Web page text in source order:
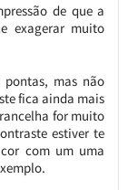
de que a
exagerar muito
mas não
fica ainda mais
for muito
estiver te
com um uma